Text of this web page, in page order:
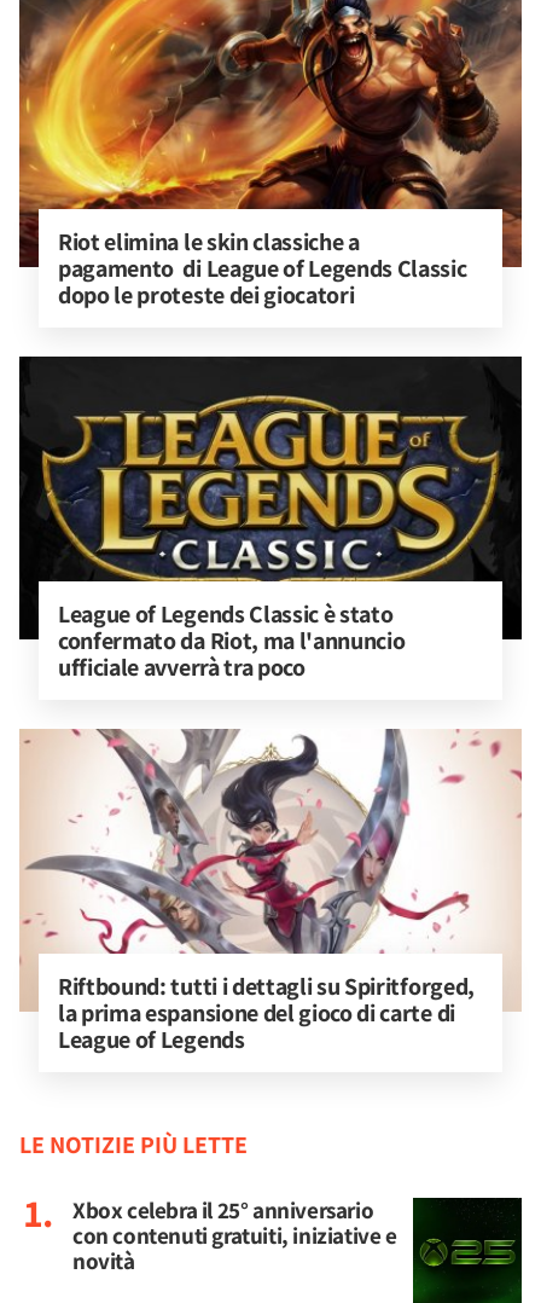
Riot elimina le skin classiche a
pagamento  di League of Legends Classic
dopo le proteste dei giocatori
League of Legends Classic è stato
confermato da Riot, ma l'annuncio
ufficiale avverrà tra poco
Riftbound: tutti i dettagli su Spiritforged,
la prima espansione del gioco di carte di
League of Legends
LE NOTIZIE PIÙ LETTE
Xbox celebra il 25° anniversario
con contenuti gratuiti, iniziative e
novità